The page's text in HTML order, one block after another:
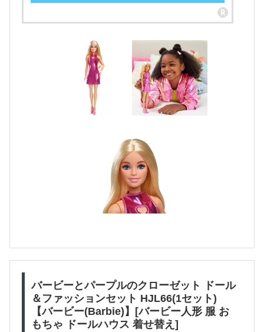
バービーとパープルのクローゼット ドール
＆ファッションセット HJL66(1セット)
【バービー(Barbie)】[バービー人形 服 お
もちゃ ドールハウス 着せ替え]